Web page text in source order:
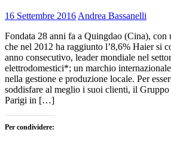
16 Settembre 2016 Andrea Bassanelli
Fondata 28 anni fa a Quingdao (Cina), con
che nel 2012 ha raggiunto l’8,6% Haier si
anno consecutivo, leader mondiale nel
elettrodomestici*; un marchio internazionale
nella gestione e produzione locale. Per
soddisfare al meglio i suoi clienti, il Gruppo
Parigi in […]
Per condividere: